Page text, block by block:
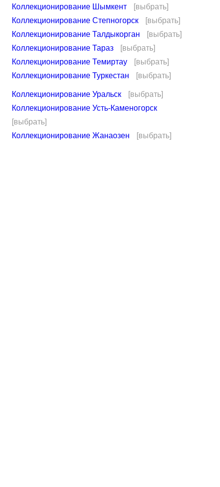
Коллекционирование Шымкент
[выбрать]
Коллекционирование Степногорск
[выбрать]
Коллекционирование Талдыкорган
[выбрать]
Коллекционирование Тараз
[выбрать]
Коллекционирование Темиртау
[выбрать]
Коллекционирование Туркестан
[выбрать]
Коллекционирование Уральск
[выбрать]
Коллекционирование Усть-Каменогорск
[выбрать]
Коллекционирование Жанаозен
[выбрать]